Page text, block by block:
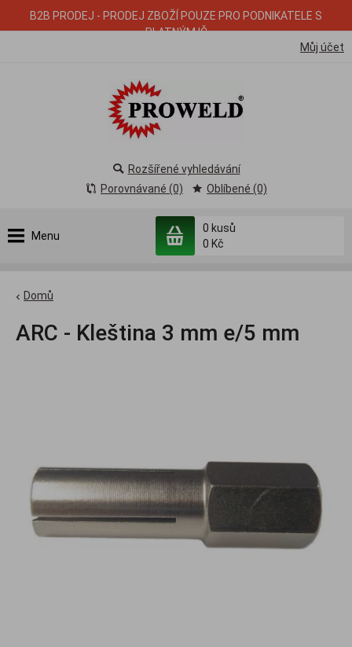
B2B PRODEJ - PRODEJ ZBOŽÍ POUZE PRO PODNIKATELE S
PLATNÝM IČ
Můj účet
Menu
0 kusů
0 Kč
Rozšířené vyhledávání
Porovnávané (0)
Oblíbené (0)
Domů
ARC - Kleština 3 mm e/5 mm